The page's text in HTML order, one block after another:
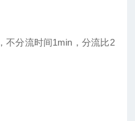
不分流时间1min，分流比2